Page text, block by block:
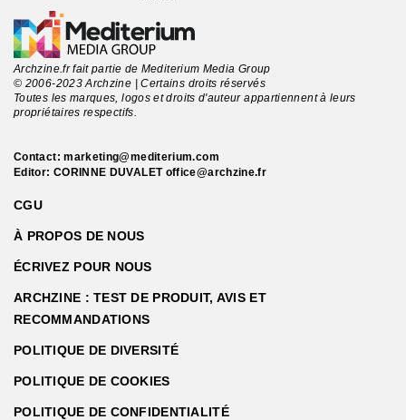
Archzine.fr fait partie de Mediterium Media Group
© 2006-2023 Archzine | Certains droits réservés
Toutes les marques, logos et droits d'auteur appartiennent à leurs
propriétaires respectifs.
Contact:marketing@mediterium.com
Editor: CORINNE DUVALET office@archzine.fr
CGU
À PROPOS DE NOUS
ÉCRIVEZ POUR NOUS
ARCHZINE : TEST DE PRODUIT, AVIS ET
RECOMMANDATIONS
POLITIQUE DE DIVERSITÉ
POLITIQUE DE COOKIES
POLITIQUE DE CONFIDENTIALITÉ